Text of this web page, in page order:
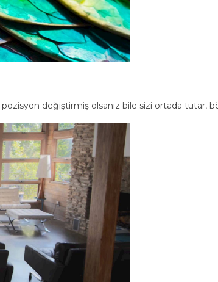
değiştirmiş olsanız bile sizi ortada tutar,